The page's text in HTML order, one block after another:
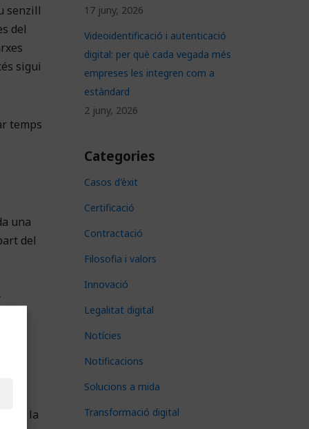
senzill
del
sigui
temps
una
del
la
17 juny, 2026
Videoidentificació i autenticació
digital: per què cada vegada més
empreses les integren com a
estàndard
2 juny, 2026
Categories
Casos d'èxit
Certificació
Contractació
Filosofia i valors
Innovació
Legalitat digital
Notícies
Notificacions
Solucions a mida
Transformació digital